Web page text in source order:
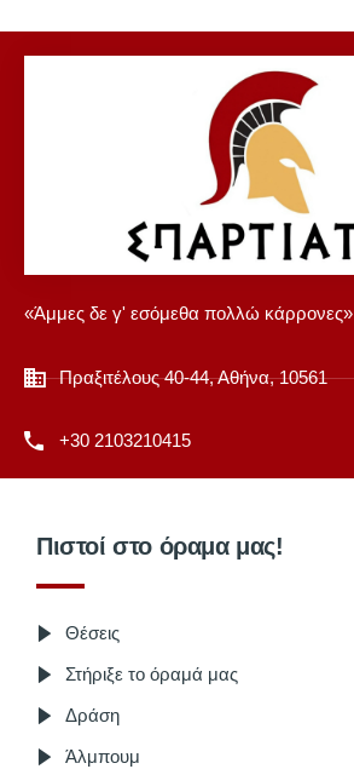
«Άμμες δε γ' εσόμεθα πολλώ κάρρονες»
Πραξιτέλους 40-44, Αθήνα, 10561
+30 2103210415
Πιστοί στο όραμα μας!
Θέσεις
Στήριξε το όραμά μας
Δράση
Άλμπουμ